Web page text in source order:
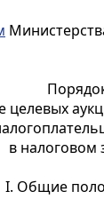
целевых
в налоговом
I. Общие